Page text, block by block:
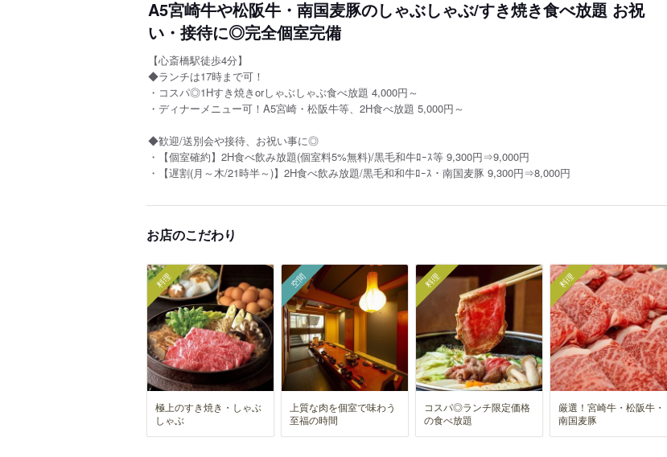
A5宮崎牛や松阪牛・南国麦豚のしゃぶしゃぶ/すき焼き食べ放題 お祝
い・接待に◎完全個室完備
【心斎橋駅徒歩4分】
◆ランチは17時まで可！
・コスパ◎1Hすき焼きorしゃぶしゃぶ食べ放題 4,000円～
・ディナーメニュー可！A5宮崎・松阪牛等、2H食べ放題 5,000円～
◆歓迎/送別会や接待、お祝い事に◎
・【個室確約】2H食べ飲み放題(個室料5%無料)/黒毛和牛ﾛｰｽ等 9,300円⇒9,000円
・【遅割(月～木/21時半～)】2H食べ飲み放題/黒毛和和牛ﾛｰｽ・南国麦豚 9,300円⇒8,000円
お店のこだわり
料理
極上のすき焼き・しゃぶ
しゃぶ
空間
上質な肉を個室で味わう
至福の時間
料理
コスパ◎ランチ限定価格
の食べ放題
料理
厳選！宮崎牛・松阪牛・
南国麦豚